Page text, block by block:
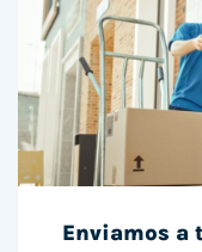
Enviamos a